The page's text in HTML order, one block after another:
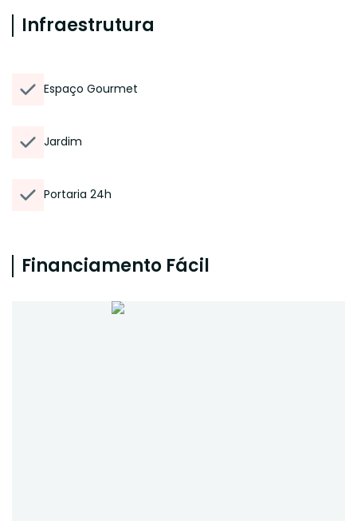
Infraestrutura
Espaço Gourmet
Jardim
Portaria 24h
Financiamento Fácil